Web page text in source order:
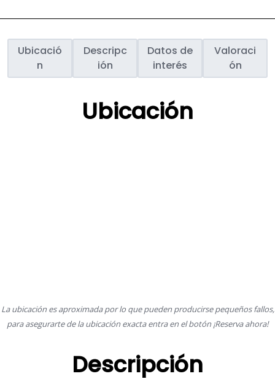
Ubicació
n
Descripc
ión
Datos de
interés
Valoraci
ón
Ubicación
La ubicación es aproximada por lo que pueden producirse pequeños fallos,
para asegurarte de la ubicación exacta entra en el botón ¡Reserva ahora!
Descripción